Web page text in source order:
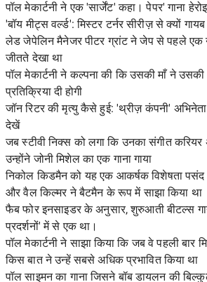
पॉल मेकार्टनी ने एक 'सार्जेंट' कहा। पेपर' गाना
'बॉय मीट्स वर्ल्ड': मिस्टर टर्नर सीरीज़ से क्यों गायब
लेड जेपेलिन मैनेजर पीटर ग्रांट ने जेप से पहले एक
जीतते देखा था
पॉल मेकार्टनी ने कल्पना की कि उसकी माँ ने
प्रतिक्रिया दी होगी
जॉन रिटर की मृत्यु कैसे हुई: 'थ्रीज़ कंपनी'
देखें
जब स्टीवी निक्स को लगा कि उनका संगीत
उन्होंने जोनी मिशेल का एक गाना गाया
निकोल किडमैन को यह एक आकर्षक विशेषता
और वैल किल्मर ने बैटमैन के रूप में साझा किया था
फैब फोर इनसाइडर के अनुसार, शुरुआती बीटल्स
प्रदर्शनों' में से एक था।
पॉल मेकार्टनी ने साझा किया कि जब वे पहली बार
किस बात ने उन्हें सबसे अधिक प्रभावित किया था
पॉल साइमन का गाना जिसने बॉब डायलन की